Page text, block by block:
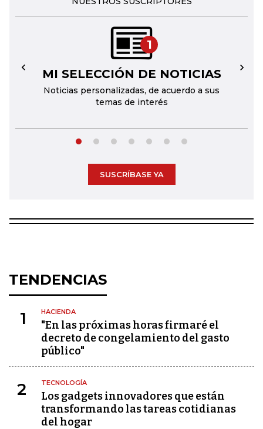
1
MI SELECCIÓN DE NOTICIAS
Noticias personalizadas, de acuerdo a sus
temas de interés
← →
SUSCRÍBASE YA
TENDENCIAS
1 HACIENDA
"En las próximas horas firmaré el
decreto de congelamiento del gasto
público"
2 TECNOLOGÍA
Los gadgets innovadores que están
transformando las tareas cotidianas
del hogar